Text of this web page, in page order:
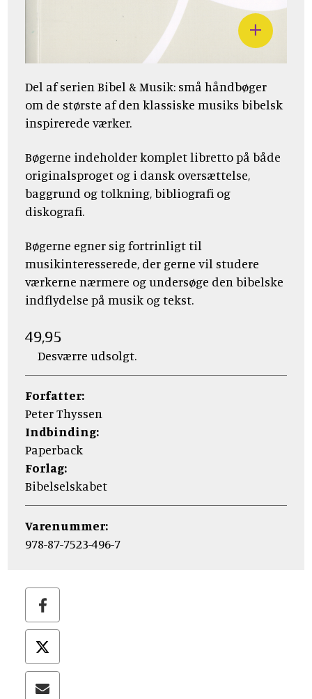
Del af serien Bibel & Musik: små håndbøger
om de største af den klassiske musiks bibelsk
inspirerede værker.
Bøgerne indeholder komplet libretto på både
originalsproget og i dansk oversættelse,
baggrund og tolkning, bibliografi og
diskografi.
Bøgerne egner sig fortrinligt til
musikinteresserede, der gerne vil studere
værkerne nærmere og undersøge den bibelske
indflydelse på musik og tekst.
49,95
Desværre udsolgt.
Forfatter:
Peter Thyssen
Indbinding:
Paperback
Forlag:
Bibelselskabet
Varenummer:
978-87-7523-496-7